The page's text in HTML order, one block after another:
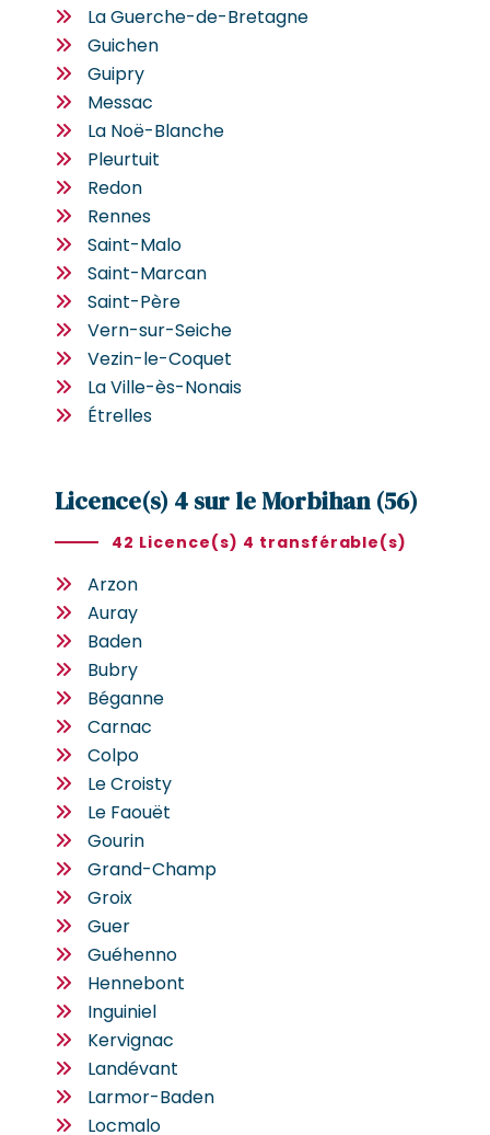
La Guerche-de-Bretagne
Guichen
Guipry
Messac
La Noë-Blanche
Pleurtuit
Redon
Rennes
Saint-Malo
Saint-Marcan
Saint-Père
Vern-sur-Seiche
Vezin-le-Coquet
La Ville-ès-Nonais
Étrelles
Licence(s) 4 sur le Morbihan (56)
42 Licence(s) 4 transférable(s)
Arzon
Auray
Baden
Bubry
Béganne
Carnac
Colpo
Le Croisty
Le Faouët
Gourin
Grand-Champ
Groix
Guer
Guéhenno
Hennebont
Inguiniel
Kervignac
Landévant
Larmor-Baden
Locmalo